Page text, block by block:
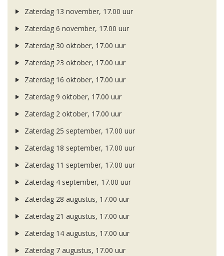
Zaterdag 13 november, 17.00 uur
Zaterdag 6 november, 17.00 uur
Zaterdag 30 oktober, 17.00 uur
Zaterdag 23 oktober, 17.00 uur
Zaterdag 16 oktober, 17.00 uur
Zaterdag 9 oktober, 17.00 uur
Zaterdag 2 oktober, 17.00 uur
Zaterdag 25 september, 17.00 uur
Zaterdag 18 september, 17.00 uur
Zaterdag 11 september, 17.00 uur
Zaterdag 4 september, 17.00 uur
Zaterdag 28 augustus, 17.00 uur
Zaterdag 21 augustus, 17.00 uur
Zaterdag 14 augustus, 17.00 uur
Zaterdag 7 augustus, 17.00 uur